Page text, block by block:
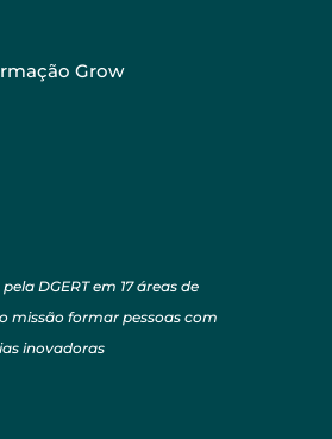
Grow
DGERT em 17 áreas de
missão formar pessoas com
inovadoras